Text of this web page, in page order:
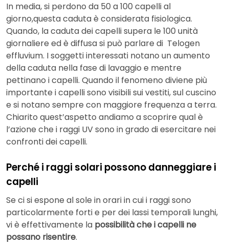
In media, si perdono da 50 a 100 capelli al
giorno,questa caduta è considerata fisiologica.
Quando, la caduta dei capelli supera le 100 unità
giornaliere ed è diffusa si può parlare di Telogen
effluvium. I soggetti interessati notano un aumento
della caduta nella fase di lavaggio e mentre
pettinano i capelli. Quando il fenomeno diviene più
importante i capelli sono visibili sui vestiti, sul cuscino
e si notano sempre con maggiore frequenza a terra.
Chiarito quest’aspetto andiamo a scoprire qual è
l’azione che i raggi UV sono in grado di esercitare nei
confronti dei capelli.
Perché i raggi solari possono danneggiare i
capelli
Se ci si espone al sole in orari in cui i raggi sono
particolarmente forti e per dei lassi temporali lunghi,
vi è effettivamente la possibilità che i capelli ne
possano risentire.